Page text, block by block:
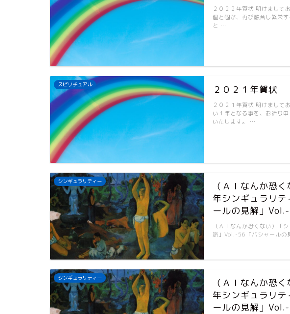
２０２２年賀状 明けまして
個と個が、再び融合し繁栄
と …
スピリチュアル ２０２１年賀状
２０２１年賀状 明けまして
い１年となる事を、お祈り
いたします。 …
シンギュラリティー
（ＡＩなんか恐
年シンギュラリ
ールの見解」Vol.-
（ＡＩなんか恐くない）「
旅」Vol.-56「バシャール
シンギュラリティー
（ＡＩなんか恐
年シンギュラリ
ールの見解」Vol.-
イベント